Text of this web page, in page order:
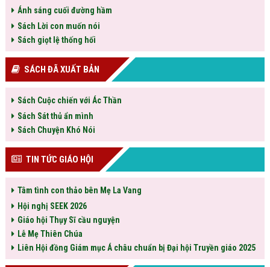
Ánh sáng cuối đường hầm
Sách Lời con muốn nói
Sách giọt lệ thống hối
SÁCH ĐÃ XUẤT BẢN
Sách Cuộc chiến với Ác Thần
Sách Sát thủ ẩn mình
Sách Chuyện Khó Nói
TIN TỨC GIÁO HỘI
Tâm tình con thảo bên Mẹ La Vang
Hội nghị SEEK 2026
Giáo hội Thụy Sĩ cầu nguyện
Lễ Mẹ Thiên Chúa
Liên Hội đồng Giám mục Á châu chuẩn bị Đại hội Truyền giáo 2025